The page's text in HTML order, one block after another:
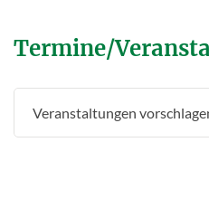
Termine/
Veranstaltungen